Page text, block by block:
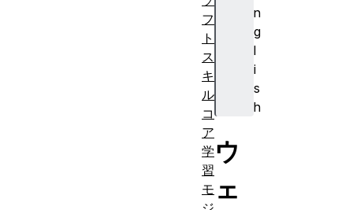
n
g
l
i
s
h
ウ
ェ
フ
ト
ス
キ
ル
コ
ア
学
習
モ